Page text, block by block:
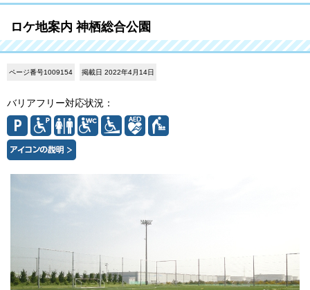
ロケ地案内 神栖総合公園
ページ番号1009154 掲載日 2022年4月14日
バリアフリー対応状況：